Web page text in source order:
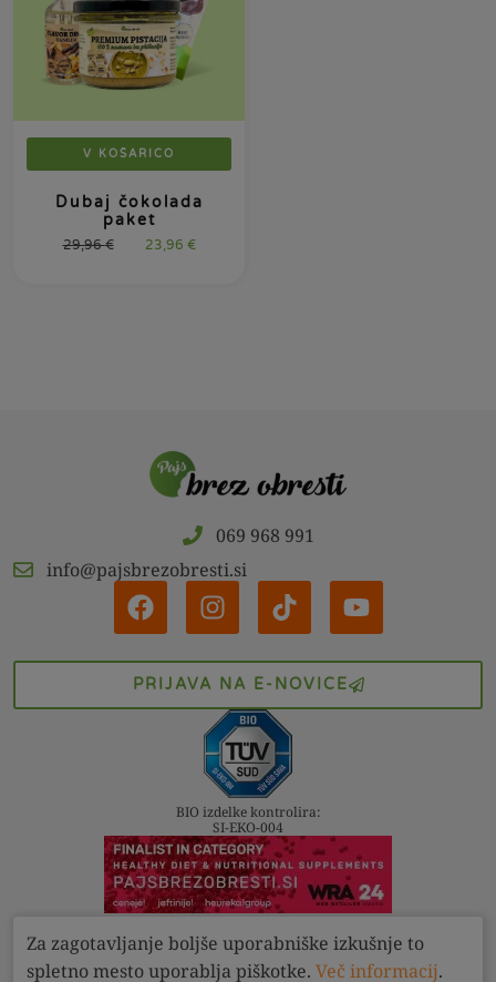
V KOŠARICO
Dubaj čokolada
paket
29,96€ 23,96 €
069 968 991
info@pajsbrezobresti.si
PRIJAVA NA E-NOVICE
BIO izdelke kontrolira:
SI-EKO-004
KontaktPogojiZasebnost
Za zagotavljanje boljše uporabniške izkušnje to
spletno mesto uporablja piškotke. Več informacij.